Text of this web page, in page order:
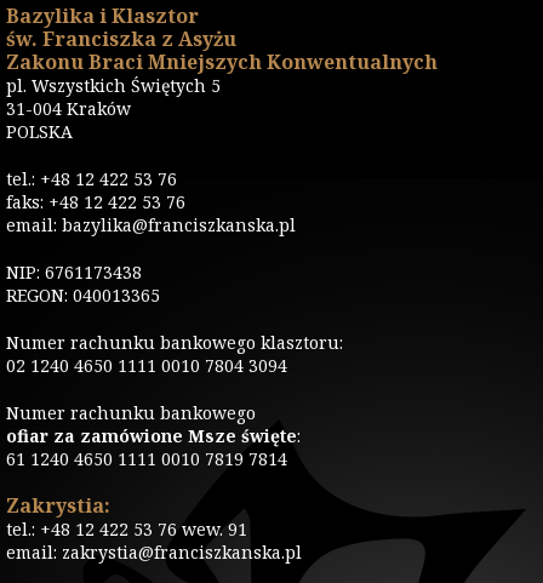
Bazylika i Klasztor
św. Franciszka z Asyżu
Zakonu Braci Mniejszych Konwentualnych
pl. Wszystkich Świętych 5
31-004 Kraków
POLSKA
tel.: +48 12 422 53 76
faks: +48 12 422 53 76
email: bazylika@franciszkanska.pl
NIP: 6761173438
REGON: 040013365
Numer rachunku bankowego klasztoru:
02 1240 4650 1111 0010 7804 3094
Numer rachunku bankowego
ofiar za zamówione Msze święte:
61 1240 4650 1111 0010 7819 7814
Zakrystia:
tel.: +48 12 422 53 76 wew. 91
email: zakrystia@franciszkanska.pl